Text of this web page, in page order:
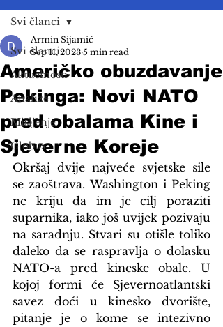
Svi članci
Aktuelnosti
Analize
Mišljenje
Globus
Svi članci
Američko obuzdavanje
Pekinga: Novi NATO
pred obalama Kine i
Sjeverne Koreje
Armin Sijamić
Sep 11, 2023 5 min read
Okršaj dvije najveće svjetske sile
se zaoštrava. Washington i Peking
ne kriju da im je cilj poraziti
suparnika, iako još uvijek pozivaju
na saradnju. Stvari su otišle toliko
daleko da se raspravlja o dolasku
NATO-a pred kineske obale. U
kojoj formi će Sjevernoatlantski
savez doći u kinesko dvorište,
pitanje je o kome se intezivno